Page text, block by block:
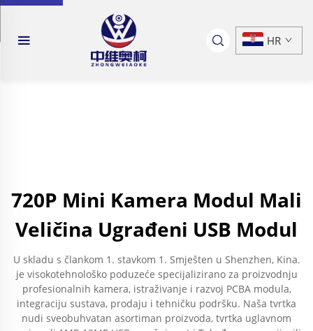
HR
720P Mini Kamera Modul Mali
Veličina Ugrađeni USB Modul
U skladu s člankom 1. stavkom 1. Smješten u Shenzhen, Kina.
je visokotehnološko poduzeće specijalizirano za proizvodnju
profesionalnih kamera, istraživanje i razvoj PCBA modula,
integraciju sustava, prodaju i tehničku podršku. Naša tvrtka
nudi sveobuhvatan asortiman proizvoda, tvrtka uglavnom